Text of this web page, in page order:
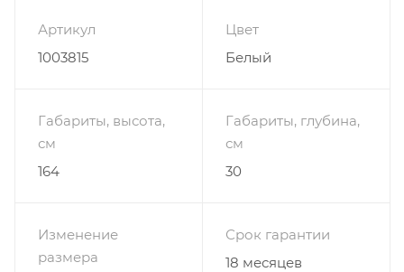
Артикул
1003815
Цвет
Белый
Габариты, высота,
см
164
Габариты, глубина,
см
30
Изменение
размера
Срок гарантии
18 месяцев